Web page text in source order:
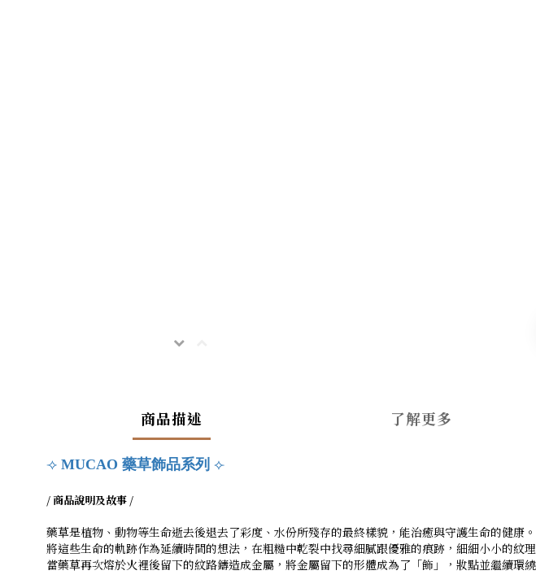
商品描述 了解更多
⟢ MUCAO 藥草飾品系列 ⟣
/ 商品說明及故事 /
藥草是植物、動物等生命逝去後退去了彩度、水份所殘存的最終樣貌，能治癒與守護生命的健康。
將這些生命的軌跡作為延續時間的想法，在粗糙中乾裂中找尋細膩跟優雅的痕跡，細細小小的紋
當藥草再次熔於火裡後留下的紋路鑄造成金屬，將金屬留下的形體成為了「飾」，妝點並繼續